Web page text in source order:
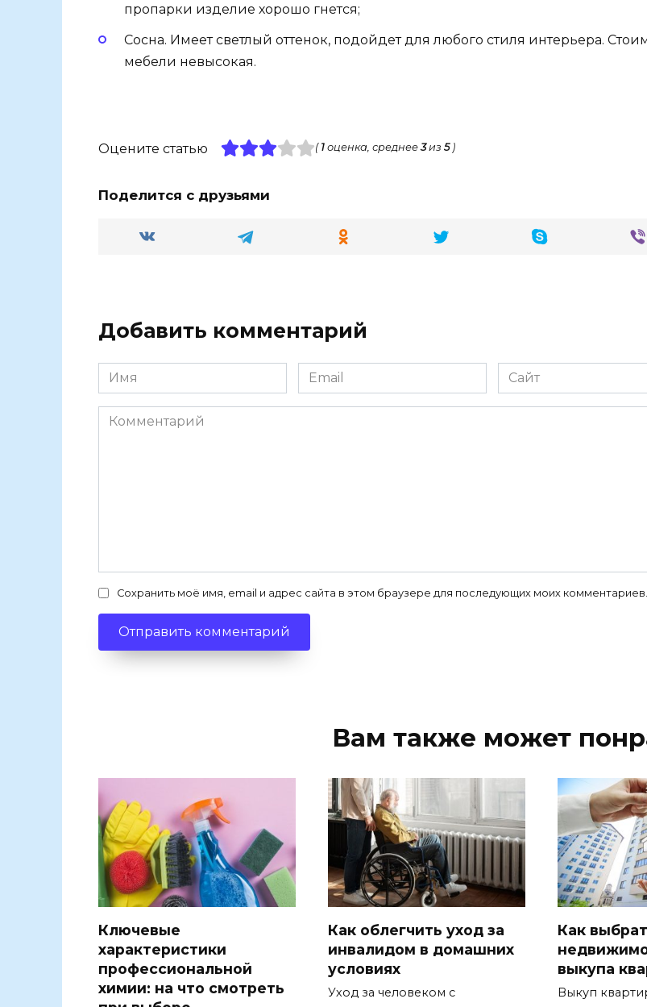
пропарки изделие хорошо гнется;
Сосна. Имеет светлый оттенок, подойдет для любого стиля интерьера.
мебели невысокая.
Оцените статью ( 1оценка, среднее3из 5)
Поделится с друзьями
Добавить комментарий
Имя Email Сайт
Комментарий
Сохранить моё имя, email и адрес сайта в этом браузере для последующих моих комментариев.
Вам также может
Ключевые
характеристики
профессиональной
химии: на что смотреть
Как облегчить уход за
инвалидом в домашних
условиях
Уход за человеком с
Как
выкупа
Выкуп